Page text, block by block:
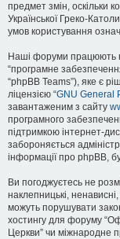
предмет змін, оскільки
Української Греко-
умов користування
Наші форуми працюють
“програмне
“phpBB Teams”), яке є
ліцензією “GNU General
завантаженим з сайту
програмного
підтримкою інтернет-
забороняється
інформації про phpBB,
Ви погоджуєтесь не
наклепницькі,
можуть порушувати
хостингу для форуму
Церкви” чи міжнародне